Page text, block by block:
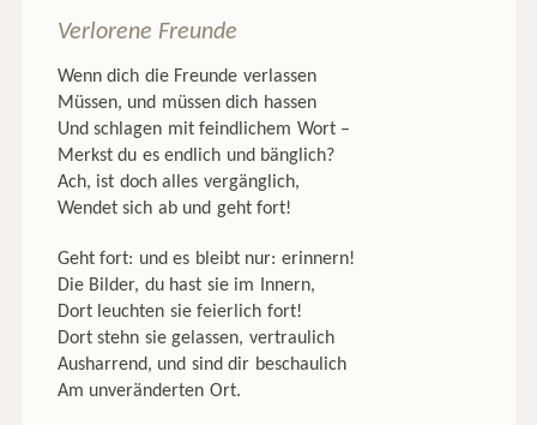
Verlorene Freunde
Wenn dich die Freunde verlassen
Müssen, und müssen dich hassen
Und schlagen mit feindlichem Wort –
Merkst du es endlich und bänglich?
Ach, ist doch alles vergänglich,
Wendet sich ab und geht fort!
Geht fort: und es bleibt nur: erinnern!
Die Bilder, du hast sie im Innern,
Dort leuchten sie feierlich fort!
Dort stehn sie gelassen, vertraulich
Ausharrend, und sind dir beschaulich
Am unveränderten Ort.